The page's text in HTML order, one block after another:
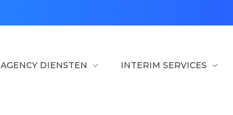
AGENCY DIENSTEN INTERIM SERVICES